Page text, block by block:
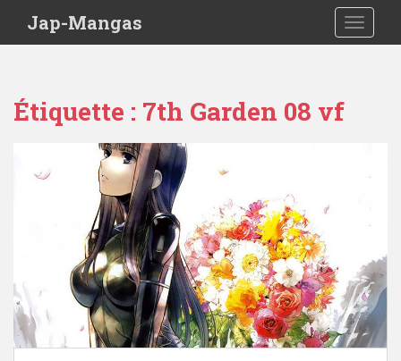
Jap-Mangas
Étiquette : 7th Garden 08 vf